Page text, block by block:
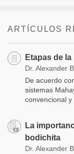
ARTÍCULOS
Etapas de
Dr. Alexander
De acuerdo
sistemas
convencional y
La
bodichita
Dr. Alexander